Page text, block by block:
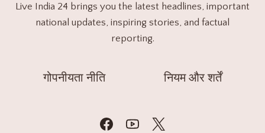
Live India 24 brings you the latest headlines, important
national updates, inspiring stories, and factual
reporting.
गोपनीयता नीति नियम और शर्तें